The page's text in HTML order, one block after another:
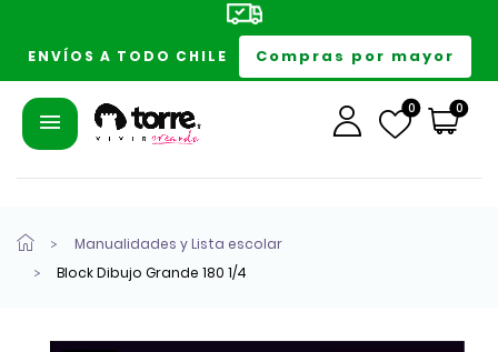
ENVÍOS A TODO CHILE Compras por mayor
0 0
Manualidades y Lista escolar
Block Dibujo Grande 180 1/4